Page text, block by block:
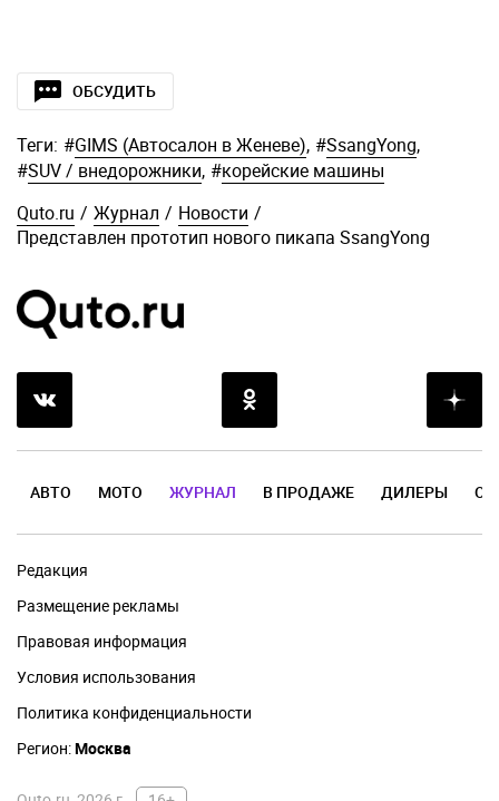
ОБСУДИТЬ
Теги: #GIMS (Автосалон в Женеве), #SsangYong,
#SUV / внедорожники, #корейские машины
Quto.ru / Журнал / Новости /
Представлен прототип нового пикапа SsangYong
АВТО МОТО ЖУРНАЛ В ПРОДАЖЕ ДИЛЕРЫ
Редакция
Размещение рекламы
Правовая информация
Условия использования
Политика конфиденциальности
Регион:Москва